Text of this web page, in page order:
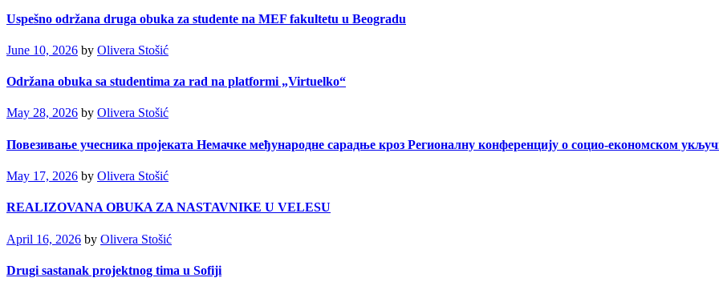
Uspešno održana druga obuka za studente na MEF fakultetu u Beogradu
June 10, 2026 by Olivera Stošić
Održana obuka sa studentima za rad na platformi „Virtuelko“
May 28, 2026 by Olivera Stošić
Повезивање учесника пројеката Немачке међународне сарадње кроз Регионалну конференцију о социо-економском
May 17, 2026 by Olivera Stošić
REALIZOVANA OBUKA ZA NASTAVNIKE U VELESU
April 16, 2026 by Olivera Stošić
Drugi sastanak projektnog tima u Sofiji